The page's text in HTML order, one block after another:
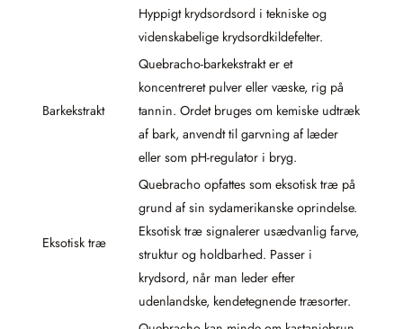
Hyppigt krydsordsord i tekniske og
videnskabelige krydsordkildefelter.
Barkekstrakt
Quebracho-barkekstrakt er et
koncentreret pulver eller væske, rig på
tannin. Ordet bruges om kemiske udtræk
af bark, anvendt til garvning af læder
eller som pH-regulator i bryg.
Eksotisk træ
Quebracho opfattes som eksotisk træ på
grund af sin sydamerikanske oprindelse.
Eksotisk træ signalerer usædvanlig farve,
struktur og holdbarhed. Passer i
krydsord, når man leder efter
udenlandske, kendetegnende træsorter.